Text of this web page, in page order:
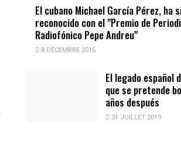
El cubano Michael García Pérez, ha
reconocido con el "Premio de
Radiofónico Pepe Andreu"
8 DÉCEMBRE 2015
El legado español
que se pretende
años después
31 JUILLET 2019